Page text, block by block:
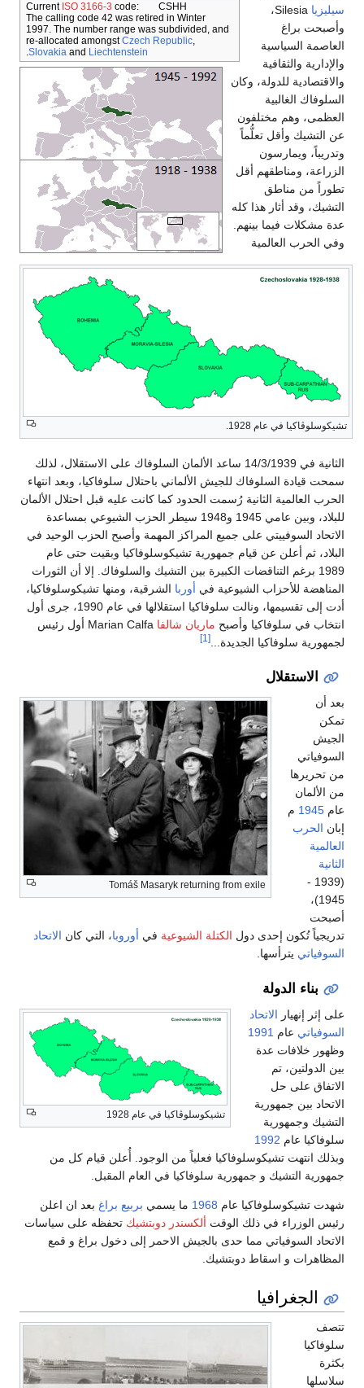
Current ISO 3166-3 code: CSHH
The calling code 42 was retired in Winter
1997. The number range was subdivided, and
re-allocated amongstCzech Republic,
Slovakia and Liechtenstein
.
تشيكوسلوڤاكيا في عام 1928.
سيليزيا
Silesia،
وأصبحت براغ
العاصمة السياسية
والإدارية والثقافية
والاقتصادية للدولة، وكان
السلوفاك الغالبية
العظمى، وهم مختلفون
عن التشيك وأقل تعلُّماً
وتدريباً، ويمارسون
الزراعة، ومناطقهم أقل
تطوراً من مناطق
التشيك، وقد أثار هذا كله
عدة مشكلات فيما بينهم.
وفي الحرب العالمية
الثانية في 14/3/1939 ساعد الألمان السلوفاك على الاستقلال، لذلك
سمحت قيادة السلوفاك للجيش الألماني باحتلال سلوفاكيا، وبعد انتهاء
الحرب العالمية الثانية رُسمت الحدود كما كانت عليه قبل احتلال الألمان
للبلاد، وبين عامي 1945 و1948 سيطر الحزب الشيوعي بمساعدة
الاتحاد السوفييتي على جميع المراكز المهمة وأصبح الحزب الوحيد في
البلاد، ثم أعلن عن قيام جمهورية تشيكوسلوفاكيا وبقيت حتى عام
1989 برغم التناقضات الكبيرة بين التشيك والسلوفاك. إلا أن الثورات
المناهضة للأحزاب الشيوعية في أوربا الشرقية، ومنها تشيكوسلوفاكيا،
أدت إلى تقسيمها، ونالت سلوفاكيا استقلالها في عام 1990، جرى أول
انتخاب في سلوفاكيا وأصبح ماريان شالفا
Marian Calfa أول رئيس
لجمهورية سلوفاكيا الجديدة...
[1]
الاستقلال
Tomáš Masaryk returning from exile
بعد أن
تمكن
الجيش
السوفياتي
من تحريرها
من الألمان
عام 1945 م
إبان الحرب
العالمية
الثانية
(1939 -
1945)،
أصبحت
تدريجياً تُكون إحدى دول الكتلة الشيوعية في أوروبا، التي كان الاتحاد
السوفياتي يترأسها.
بناء الدولة
تشيكوسلوڤاكيا في عام 1928
على إثر إنهيار الاتحاد
السوفياتي عام 1991
وظهور خلافات عدة
بين الدولتين، تم
الاتفاق على حل
الاتحاد بين جمهورية
التشيك وجمهورية
سلوفاكيا عام 1992
وبذلك انتهت تشيكوسلوفاكيا فعلياً من الوجود. أُعلن قيام كل من
جمهورية التشيك و جمهورية سلوفاكيا في العام المقبل.
شهدت تشيكوسلوفاكيا عام 1968 ما يسمي بربيع براغ بعد ان اعلن
رئيس الوزراء في ذلك الوقت ألكسندر دوبتشيك تحفظه على سياسات
الاتحاد السوفياتي مما حدى بالجيش الاحمر إلى دخول براغ و قمع
المظاهرات و اسقاط دوبتشيك.
الجغرافيا
تتصف
سلوفاكيا
بكثرة
سلاسلها